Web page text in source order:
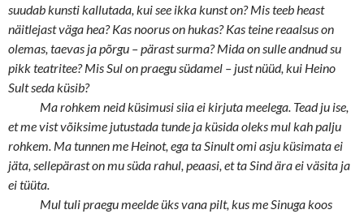
suudab kunsti kallutada, kui see ikka kunst on? Mis teeb heast
näitlejast väga hea? Kas noorus on hukas? Kas teine reaalsus on
olemas, taevas ja põrgu – pärast surma? Mida on sulle andnud su
pikk teatritee? Mis Sul on praegu südamel – just nüüd, kui Heino
Sult seda küsib?
Ma rohkem neid küsimusi siia ei kirjuta meelega. Tead ju ise,
et me vist võiksime jutustada tunde ja küsida oleks mul kah palju
rohkem. Ma tunnen me Heinot, ega ta Sinult omi asju küsimata ei
jäta, sellepärast on mu süda rahul, peaasi, et ta Sind ära ei väsita ja
ei tüüta.
Mul tuli praegu meelde üks vana pilt, kus me Sinuga koos